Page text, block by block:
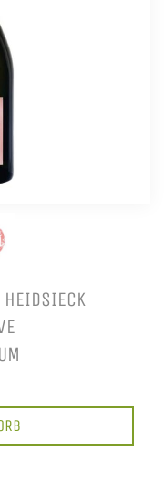
HEIDSIECK